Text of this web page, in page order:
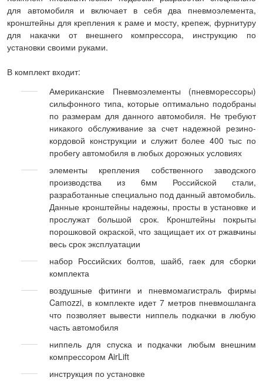
для автомобиля и включает в себя два пневмоэлемента,
кронштейны для крепления к раме и мосту, крепеж, фурнитуру
для накачки от внешнего компрессора, инструкцию по
установки своими руками.
В комплект входит:
Американские Пневмоэлементы (пневморессоры)
сильфонного типа, которые оптимально подобраны
по размерам для данного автомобиля. Не требуют
никакого обслуживание за счет надежной резино-
кордовой конструкции и служит более 400 тыс по
пробегу автомобиля в любых дорожных условиях
элементы крепления собственного заводского
производства из 6мм Российской стали,
разработанные специально под данный автомобиль.
Данные кронштейны надежны, просты в установке и
прослужат большой срок. Кронштейны покрыты
порошковой окраской, что защищает их от ржавчины
весь срок эксплуатации
набор Российских болтов, шайб, гаек для сборки
комплекта
воздушные фитинги и пневмомагистраль фирмы
Camozzi, в комплекте идет 7 метров пневмошланга
что позволяет вывести ниппель подкачки в любую
часть автомобиля
ниппель для спуска и подкачки любым внешним
компрессором AirLift
инструкция по установке